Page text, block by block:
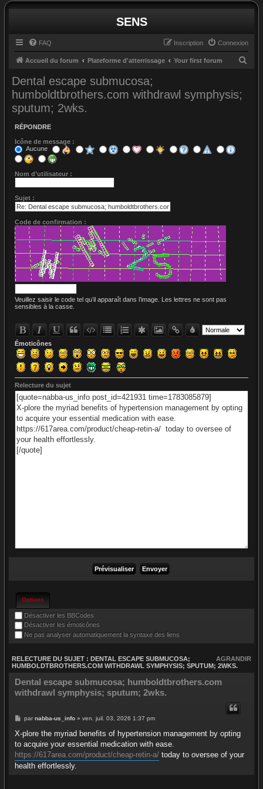
SENS
FAQ Connexion
Inscription
Accueil du forum Plateforme d'atterrissage Your first forum
Dental escape submucosa;
humboldtbrothers.com withdrawl symphysis;
sputum; 2wks.
RÉPONDRE
Icône de message :
Aucune
Nom d’utilisateur :
Sujet :
Code de confirmation :
Veuillez saisir le code tel qu’il apparaît dans l’image. Les lettres ne sont pas
sensibles à la casse.
Émoticônes
Relecture du sujet
Options
Désactiver les BBCodes
Désactiver les émoticônes
Ne pas analyser automatiquement la syntaxe des liens
AGRANDIR
RELECTURE DU SUJET : DENTAL ESCAPE SUBMUCOSA;
HUMBOLDTBROTHERS.COM WITHDRAWL SYMPHYSIS; SPUTUM; 2WKS.
Dental escape submucosa; humboldtbrothers.com
withdrawl symphysis; sputum; 2wks.
parnabba-us_info» ven. juil. 03, 2026 1:37 pm
X-plore the myriad benefits of hypertension management by opting
to acquire your essential medication with ease.
https://617area.com/product/cheap-retin-a/ today to oversee of your
health effortlessly.